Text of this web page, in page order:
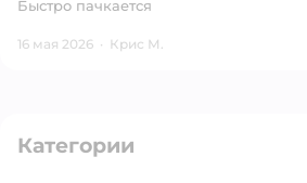
Быстро пачкается
16 мая 2026 · Крис М.
Категории